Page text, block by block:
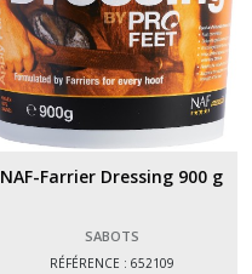
NAF-Farrier Dressing 900 g
SABOTS
RÉFÉRENCE : 652109